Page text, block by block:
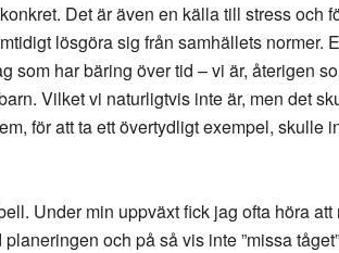
Det är även en källa till stress och
lösgöra sig från samhällets normer.
som har bäring över tid – vi är, återigen
Vilket vi naturligtvis inte är, men det
för att ta ett övertydligt exempel, skulle
Under min uppväxt fick jag ofta höra
och på så vis inte ”missa